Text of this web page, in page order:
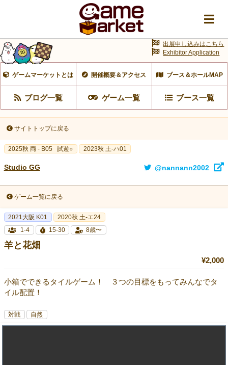
ゲームマーケットとは 開催概要＆アクセス ブース＆ホールMAP
ブログ一覧 ゲーム一覧 ブース一覧
出展申し込みはこちら
Exhibitor Application
サイトトップに戻る
2025秋 両 - B05 試遊○ 2023秋 土-ハ01
Studio GG @nannann2002
ゲーム一覧に戻る
2021大阪 K01
2020秋 土-エ24
1-4
15-30 8歳〜
羊と花畑
¥2,000
小箱でできるタイルゲーム！ ３つの目標をもってみんなでタ
イル配置！
対戦 自然